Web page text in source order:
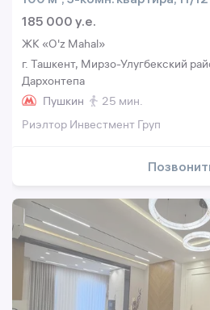
185 000 y.e.
ЖК «O'z Mahal»
г. Ташкент, Мирзо-Улугбекский
Дархонтепа
Пушкин
25 мин.
Риэлтор Инвестмент Груп